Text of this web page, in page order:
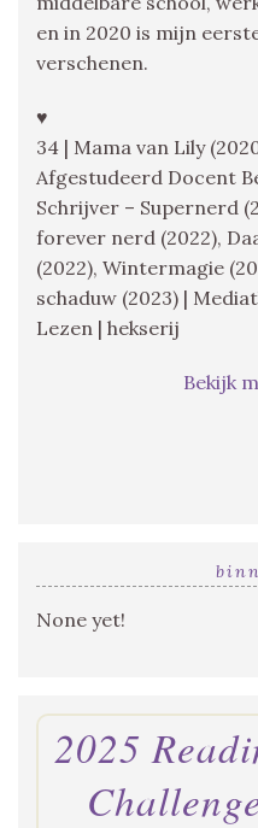
en in 2020 is mijn eerste
verschenen.
♥
34 | Mama van Lily
Afgestudeerd Docent
Schrijver – Supernerd
forever nerd (2022),
(2022), Wintermagie
schaduw (2023) |
Lezen | hekserij
Bekijk
None yet!
2025